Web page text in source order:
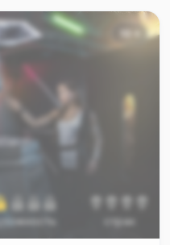
сложность страх